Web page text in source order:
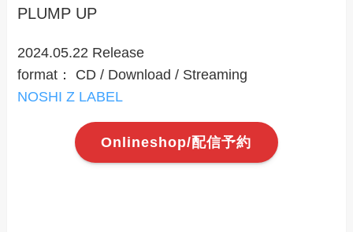
PLUMP UP
2024.05.22 Release
format： CD / Download / Streaming
NOSHI Z LABEL
Onlineshop/配信予約